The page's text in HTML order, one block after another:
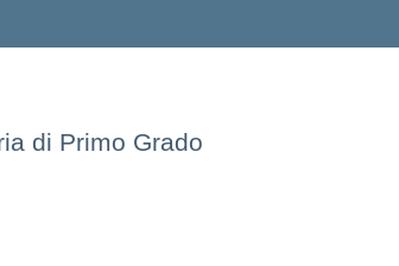
di Primo Grado